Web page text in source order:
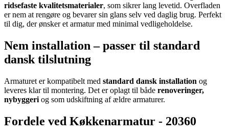
ridsefaste kvalitetsmaterialer, som sikrer lang levetid. Overfladen
er nem at rengøre og bevarer sin glans selv ved daglig brug. Perfekt
til dig, der ønsker et armatur med minimal vedligeholdelse.
Nem installation – passer til standard
dansk tilslutning
Armaturet er kompatibelt med standard dansk installation og
leveres klar til montering. Det er oplagt til både renoveringer,
nybyggeri og som udskiftning af ældre armaturer.
Fordele ved Køkkenarmatur - 20360